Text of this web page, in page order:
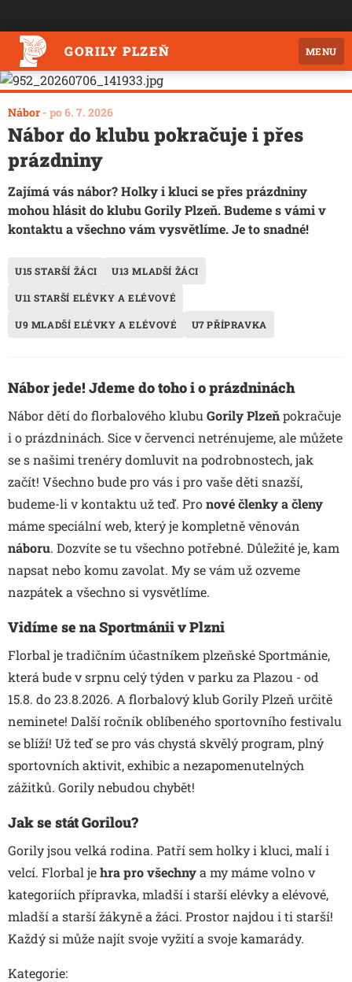
GORILY PLZEŇ MENU
Nábor - po 6. 7. 2026
Nábor do klubu pokračuje i přes
prázdniny
Zajímá vás nábor? Holky i kluci se přes prázdniny
mohou hlásit do klubu Gorily Plzeň. Budeme s vámi v
kontaktu a všechno vám vysvětlíme. Je to snadné!
U15 STARŠÍ ŽÁCI U13 MLADŠÍ ŽÁCI
U11 STARŠÍ ELÉVKY A ELÉVOVÉ
U9 MLADŠÍ ELÉVKY A ELÉVOVÉ U7 PŘÍPRAVKA
Nábor jede! Jdeme do toho i o prázdninách
Nábor dětí do florbalového klubu Gorily Plzeňpokračuje
i o prázdninách. Sice v červenci netrénujeme, ale můžete
se s našimi trenéry domluvit na podrobnostech, jak
začít! Všechno bude pro vás i pro vaše děti snazší,
budeme-li v kontaktu už teď. Pronové členky a členy
máme speciální web, který je kompletně věnován
náboru. Dozvíte se tu všechno potřebné. Důležité je, kam
napsat nebo komu zavolat. My se vám už ozveme
nazpátek a všechno si vysvětlíme.
Vidíme se na Sportmánii v Plzni
Florbal je tradičním účastníkem plzeňské Sportmánie,
která bude v srpnu celý týden v parku za Plazou - od
15.8. do 23.8.2026. A florbalový klub Gorily Plzeň určitě
neminete! Další ročník oblíbeného sportovního festivalu
se blíží! Už teď se pro vás chystá skvělý program, plný
sportovních aktivit, exhibic a nezapomenutelných
zážitků. Gorily nebudou chybět!
Jak se stát Gorilou?
Gorily jsou velká rodina. Patří sem holky i kluci, malí i
velcí. Florbal jehra pro všechnya my máme volno v
kategoriích přípravka, mladší i starší elévky a elévové,
mladší a starší žákyně a žáci. Prostor najdou i ti starší!
Každý si může najít svoje vyžití a svoje kamarády.
Kategorie: